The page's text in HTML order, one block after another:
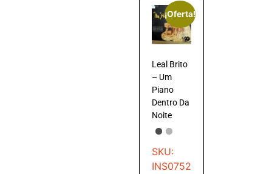
¡Oferta!
Leal Brito
– Um
Piano
Dentro Da
Noite
SKU:
INS0752